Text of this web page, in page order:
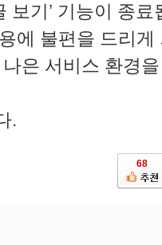
보기’ 기능이 종료
에 불편을 드리
은 서비스 환경
.
68